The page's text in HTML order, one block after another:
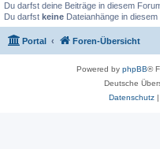
Du darfst deine Beiträge in diesem
Du darfst keine Dateianhänge in diesem
Portal Foren-Übersicht
Powered by phpBB®
Deutsche
Datenschutz|